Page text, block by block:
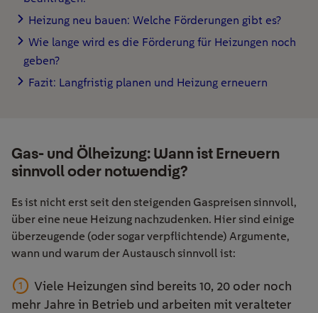
Heizung neu bauen: Welche Förderungen gibt es?
Wie lange wird es die Förderung für Heizungen noch
geben?
Fazit: Langfristig planen und Heizung erneuern
Gas- und Ölheizung: Wann ist Erneuern
sinnvoll oder notwendig?
Es ist nicht erst seit den steigenden Gaspreisen sinnvoll,
über eine neue Heizung nachzudenken. Hier sind einige
überzeugende (oder sogar verpflichtende) Argumente,
wann und warum der Austausch sinnvoll ist:
Viele Heizungen sind bereits 10, 20 oder noch
mehr Jahre in Betrieb und arbeiten mit veralteter